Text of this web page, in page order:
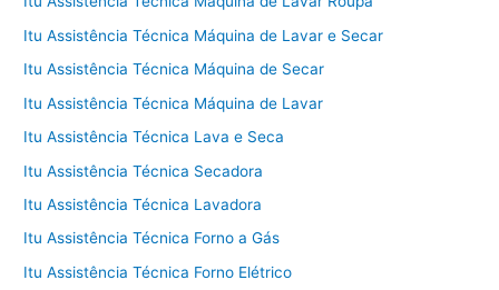
Itu Assistência Técnica Máquina de Lavar e Secar
Itu Assistência Técnica Máquina de Secar
Itu Assistência Técnica Máquina de Lavar
Itu Assistência Técnica Lava e Seca
Itu Assistência Técnica Secadora
Itu Assistência Técnica Lavadora
Itu Assistência Técnica Forno a Gás
Itu Assistência Técnica Forno Elétrico